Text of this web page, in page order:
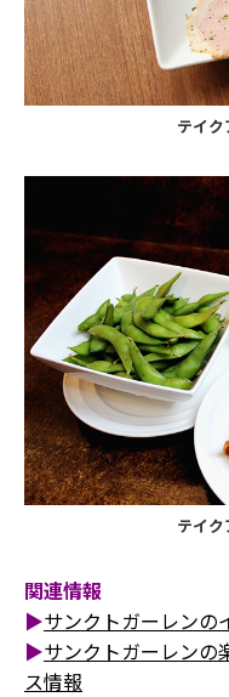
テイ
テイ
関連情報
▶サンクトガーレンの
▶サンクトガーレンの
ス情報